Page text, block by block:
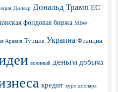
Доллар Дональд Трамп ЕС
фондовая биржа МВФ
Аравия Турция Украина Франция
военный деньги добыча
кредит курс доллара